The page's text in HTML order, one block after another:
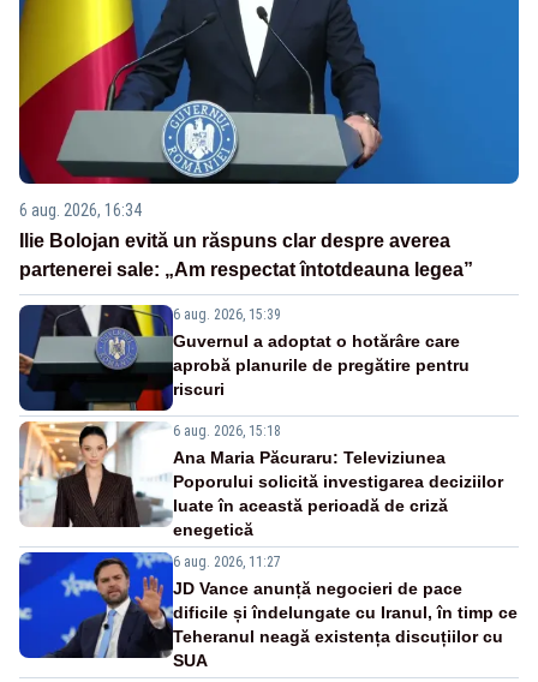
6 aug. 2026, 16:34
Ilie Bolojan evită un răspuns clar despre averea
partenerei sale: „Am respectat întotdeauna legea”
6 aug. 2026, 15:39
Guvernul a adoptat o hotărâre care
aprobă planurile de pregătire pentru
riscuri
6 aug. 2026, 15:18
Ana Maria Păcuraru: Televiziunea
Poporului solicită investigarea deciziilor
luate în această perioadă de criză
enegetică
6 aug. 2026, 11:27
JD Vance anunță negocieri de pace
dificile și îndelungate cu Iranul, în timp ce
Teheranul neagă existența discuțiilor cu
SUA